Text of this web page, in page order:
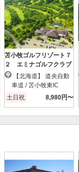
苫小牧ゴルフリゾート７
２ エミナゴルフクラブ
車道 / 苫小牧東IC
土日祝
8,980円〜